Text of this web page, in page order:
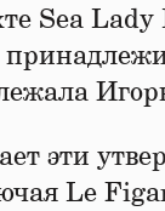
Sea
эти
Le